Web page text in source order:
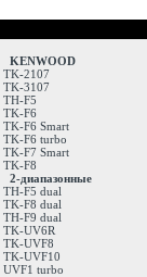
KENWOOD
TK-2107
TK-3107
TH-F5
TK-F6
TK-F6 Smart
TK-F6 turbo
TK-F7 Smart
TK-F8
2-диапазонные
TH-F5 dual
TK-F8 dual
TH-F9 dual
TK-UV6R
TK-UVF8
TK-UVF10
UVF1 turbo